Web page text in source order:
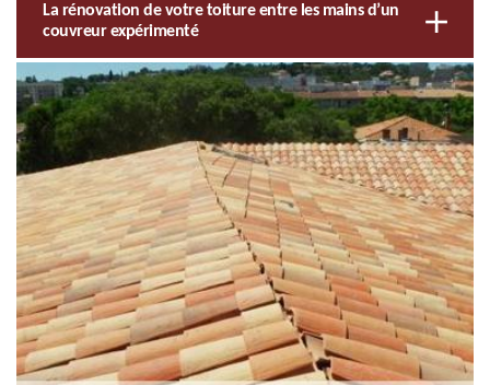
La rénovation de votre toiture entre les mains d’un
couvreur expérimenté